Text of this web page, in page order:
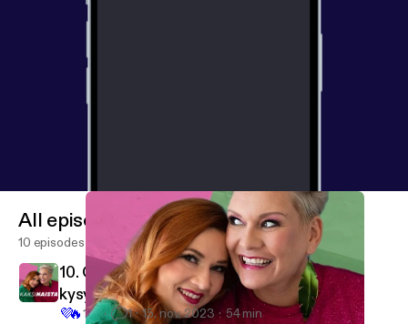
All episodes
10 episodes
10. Q & A: “En olis ite välttämättä viitsinyt
kysyä näitä joltain podcast-hostilta”
💜🔥161 1 15. nov. 2023 54 min